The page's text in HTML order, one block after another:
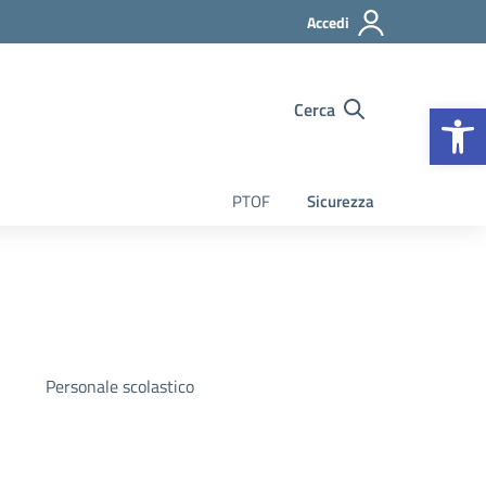
Accedi
Cerca
PTOF Sicurezza
Personale scolastico